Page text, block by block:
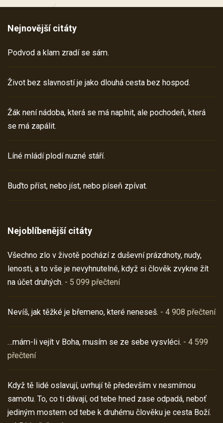
Nejnovější citáty
Podvod a klam zradí se sám.
Život bez slavností je jako dlouhá cesta bez hospod.
Žák není nádoba, která se má naplnit, ale pochodeň, která
se má zapálit.
Líné mládí plodí nuzné stáří.
Buďto příst, nebo jíst, nebo píseň zpívat.
Nejoblíbenější citáty
Všechno zlo v životě pochází z duševní prázdnoty, nudy,
lenosti, a to vše je nevyhnutelné, když si člověk zvykne žít
na účet druhých. - 5 099 přečtení
Nevíš, jak těžké je břemeno, které neneseš. - 4 908 přečtení
…mám-li vejít v Boha, musím se ze sebe vysvléci. - 4 599
přečtení
Když tě lidé oslavují, uvrhují tě především v nesmírnou
samotu. To, co ti dávají, od tebe hned zase odpadá, neboť
jediným mostem od tebe k druhému člověku je cesta Boží.